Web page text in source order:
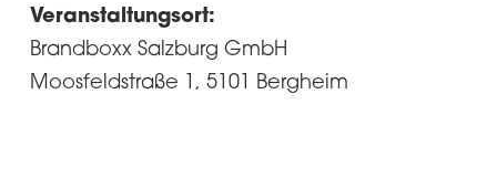
Veranstaltungsort:
Brandboxx Salzburg GmbH
Moosfeldstraße 1, 5101 Bergheim